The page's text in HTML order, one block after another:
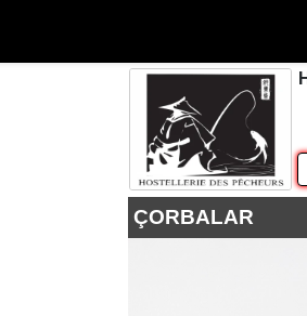
ÇORBALAR